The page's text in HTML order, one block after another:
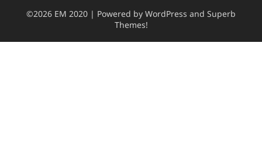
©2026 EM 2020 | Powered by WordPress and Superb
Themes!